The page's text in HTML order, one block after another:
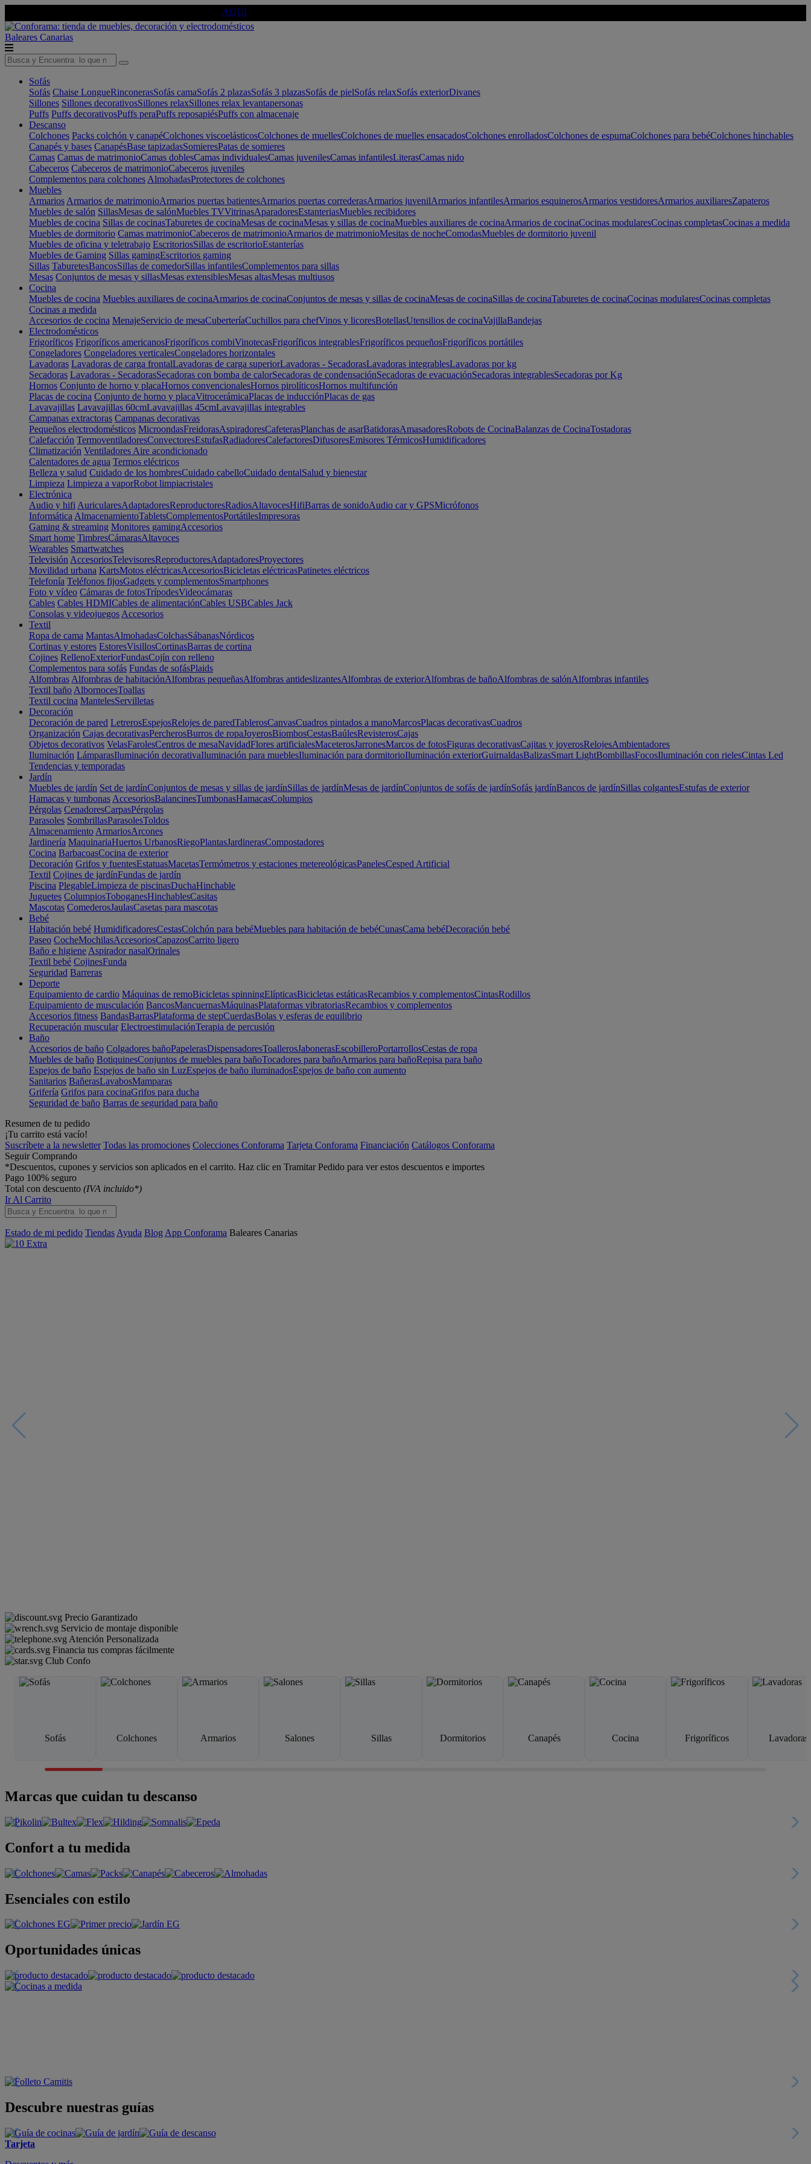
AQUÍ
Baleares Canarias
Sofás
Sofás Chaise LongueRinconerasSofás camaSofás 2 plazasSofás 3 plazasSofás de pielSofás relaxSofás exteriorDivanes
Sillones Sillones decorativosSillones relaxSillones relax levantapersonas
Puffs Puffs decorativosPuffs peraPuffs reposapiésPuffs con almacenaje
Descanso
Colchones Packs colchón y canapéColchones viscoelásticosColchones de muellesColchones de muelles ensacadosColchones enrolladosColchones de espumaColchones para bebéColchones hinchables
Canapés y bases CanapésBase tapizadasSomieresPatas de somieres
Camas Camas de matrimonioCamas doblesCamas individualesCamas juvenilesCamas infantilesLiterasCamas nido
Cabeceros Cabeceros de matrimonioCabeceros juveniles
Complementos para colchones AlmohadasProtectores de colchones
Muebles
Armarios Armarios de matrimonioArmarios puertas batientesArmarios puertas correderasArmarios juvenilArmarios infantilesArmarios esquinerosArmarios vestidoresArmarios auxiliaresZapateros
Muebles de salón SillasMesas de salónMuebles TVVitrinasAparadoresEstanteriasMuebles recibidores
Muebles de cocina Sillas de cocinasTaburetes de cocinaMesas de cocinaMesas y sillas de cocinaMuebles auxiliares de cocinaArmarios de cocinaCocinas modularesCocinas completasCocinas a medida
Muebles de dormitorio Camas matrimonioCabeceros de matrimonioArmarios de matrimonioMesitas de nocheComodasMuebles de dormitorio juvenil
Muebles de oficina y teletrabajo EscritoriosSillas de escritorioEstanterías
Muebles de Gaming Sillas gamingEscritorios gaming
Sillas TaburetesBancosSillas de comedorSillas infantilesComplementos para sillas
Mesas Conjuntos de mesas y sillasMesas extensiblesMesas altasMesas multiusos
Cocina
Muebles de cocina Muebles auxiliares de cocinaArmarios de cocinaConjuntos de mesas y sillas de cocinaMesas de cocinaSillas de cocinaTaburetes de cocinaCocinas modularesCocinas completas
Cocinas a medida
Accesorios de cocina MenajeServicio de mesaCuberteríaCuchillos para chefVinos y licoresBotellasUtensilios de cocinaVajillaBandejas
Electrodomésticos
Frigoríficos Frigoríficos americanosFrigoríficos combiVinotecasFrigoríficos integrablesFrigoríficos pequeñosFrigoríficos portátiles
Congeladores Congeladores verticalesCongeladores horizontales
Lavadoras Lavadoras de carga frontalLavadoras de carga superiorLavadoras - SecadorasLavadoras integrablesLavadoras por kg
Secadoras Lavadoras - SecadorasSecadoras con bomba de calorSecadoras de condensaciónSecadoras de evacuaciónSecadoras integrablesSecadoras por Kg
Hornos Conjunto de horno y placaHornos convencionalesHornos pirolíticosHornos multifunción
Placas de cocina Conjunto de horno y placaVitrocerámicaPlacas de inducciónPlacas de gas
Lavavajillas Lavavajillas 60cmLavavajillas 45cmLavavajillas integrables
Campanas extractoras Campanas decorativas
Pequeños electrodomésticos MicroondasFreidorasAspiradoresCafeterasPlanchas de asarBatidorasAmasadoresRobots de CocinaBalanzas de CocinaTostadoras
Calefacción TermoventiladoresConvectoresEstufasRadiadoresCalefactoresDifusoresEmisores TérmicosHumidificadores
Climatización Ventiladores Aire acondicionado
Calentadores de agua Termos eléctricos
Belleza y salud Cuidado de los hombresCuidado cabelloCuidado dentalSalud y bienestar
Limpieza Limpieza a vaporRobot limpiacristales
Electrónica
Audio y hifi AuricularesAdaptadoresReproductoresRadiosAltavocesHifiBarras de sonidoAudio car y GPSMicrófonos
Informática AlmacenamientoTabletsComplementosPortátilesImpresoras
Gaming & streaming Monitores gamingAccesorios
Smart home TimbresCámarasAltavoces
Wearables Smartwatches
Televisión AccesoriosTelevisoresReproductoresAdaptadoresProyectores
Movilidad urbana KartsMotos eléctricasAccesoriosBicicletas eléctricasPatinetes eléctricos
Telefonía Teléfonos fijosGadgets y complementosSmartphones
Foto y vídeo Cámaras de fotosTrípodesVideocámaras
Cables Cables HDMICables de alimentaciónCables USBCables Jack
Consolas y videojuegos Accesorios
Textil
Ropa de cama MantasAlmohadasColchasSábanasNórdicos
Cortinas y estores EstoresVisillosCortinasBarras de cortina
Cojines RellenoExteriorFundasCojín con relleno
Complementos para sofás Fundas de sofásPlaids
Alfombras Alfombras de habitaciónAlfombras pequeñasAlfombras antideslizantesAlfombras de exteriorAlfombras de bañoAlfombras de salónAlfombras infantiles
Textil baño AlbornocesToallas
Textil cocina MantelesServilletas
Decoración
Decoración de pared LetrerosEspejosRelojes de paredTablerosCanvasCuadros pintados a manoMarcosPlacas decorativasCuadros
Organización Cajas decorativasPercherosBurros de ropaJoyerosBiombosCestasBaúlesRevisterosCajas
Objetos decorativos VelasFarolesCentros de mesaNavidadFlores artificialesMaceterosJarronesMarcos de fotosFiguras decorativasCajitas y joyerosRelojesAmbientadores
Iluminación LámparasIluminación decorativaIluminación para mueblesIluminación para dormitorioIluminación exteriorGuirnaldasBalizasSmart LightBombillasFocosIluminación con rielesCintas Led
Tendencias y temporadas
Jardín
Muebles de jardín Set de jardínConjuntos de mesas y sillas de jardínSillas de jardínMesas de jardínConjuntos de sofás de jardínSofás jardínBancos de jardínSillas colgantesEstufas de exterior
Hamacas y tumbonas AccesoriosBalancinesTumbonasHamacasColumpios
Pérgolas CenadoresCarpasPérgolas
Parasoles SombrillasParasolesToldos
Almacenamiento ArmariosArcones
Jardinería MaquinariaHuertos UrbanosRiegoPlantasJardinerasCompostadores
Cocina BarbacoasCocina de exterior
Decoración Grifos y fuentesEstatuasMacetasTermómetros y estaciones metereológicasPanelesCesped Artificial
Textil Cojines de jardínFundas de jardín
Piscina PlegableLimpieza de piscinasDuchaHinchable
Juguetes ColumpiosToboganesHinchablesCasitas
Mascotas ComederosJaulasCasetas para mascotas
Bebé
Habitación bebé HumidificadoresCestasColchón para bebéMuebles para habitación de bebéCunasCama bebéDecoración bebé
Paseo CocheMochilasAccesoriosCapazosCarrito ligero
Baño e higiene Aspirador nasalOrinales
Textil bebé CojinesFunda
Seguridad Barreras
Deporte
Equipamiento de cardio Máquinas de remoBicicletas spinningElípticasBicicletas estáticasRecambios y complementosCintasRodillos
Equipamiento de musculación BancosMancuernasMáquinasPlataformas vibratoriasRecambios y complementos
Accesorios fitness BandasBarrasPlataforma de stepCuerdasBolas y esferas de equilibrio
Recuperación muscular ElectroestimulaciónTerapia de percusión
Baño
Accesorios de baño Colgadores bañoPapelerasDispensadoresToallerosJabonerasEscobilleroPortarrollosCestas de ropa
Muebles de baño BotiquinesConjuntos de muebles para bañoTocadores para bañoArmarios para bañoRepisa para baño
Espejos de baño Espejos de baño sin LuzEspejos de baño iluminadosEspejos de baño con aumento
Sanitarios BañerasLavabosMamparas
Grifería Grifos para cocinaGrifos para ducha
Seguridad de baño Barras de seguridad para baño
Resumen de tu pedido
¡Tu carrito está vacío!
Suscríbete a la newsletter Todas las promociones Colecciones Conforama Tarjeta Conforama Financiación Catálogos Conforama
Seguir Comprando
*Descuentos, cupones y servicios son aplicados en el carrito. Haz clic en Tramitar Pedido para ver estos descuentos e importes
Pago 100% seguro
Total con descuento (IVA incluido*)
Ir Al Carrito
Estado de mi pedido Tiendas Ayuda Blog App Conforama Baleares Canarias
Precio Garantizado
Servicio de montaje disponible
Atención Personalizada
Financia tus compras fácilmente
Club Confo
Sofás Colchones Armarios Salones Sillas Dormitorios Canapés Cocina Frigoríficos Lavadoras
Marcas que cuidan tu descanso
Confort a tu medida
Esenciales con estilo
Oportunidades únicas
Descubre nuestras guías
Tarjeta